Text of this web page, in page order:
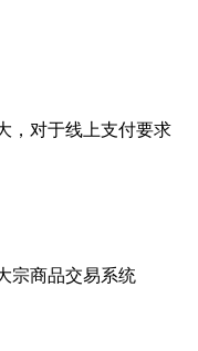
，对于线上支付要求
宗商品交易系统